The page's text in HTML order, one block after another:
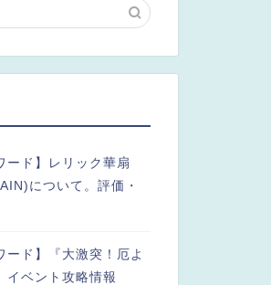
ード】レリック華扇
について。評価・
ード】『大激突！厄よ
イベント攻略情報